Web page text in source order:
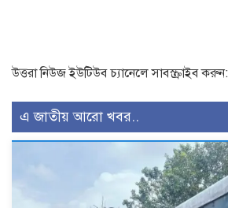
উত্তরা নিউজ ইউটিউব চ্যানেলে সাবস্ক্রাইব করুন:
এ জাতীয় আরো খবর..